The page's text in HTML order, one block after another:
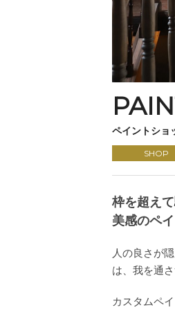
ペイントショ
SHOP
枠を超え
美感のペ
人の良さが
は、我を通
カスタムペ